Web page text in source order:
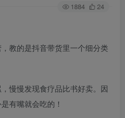
1884 24
教的是抖音带货里一个细分类
慢慢发现食疗品比书好卖。因
有嘴就会吃的！